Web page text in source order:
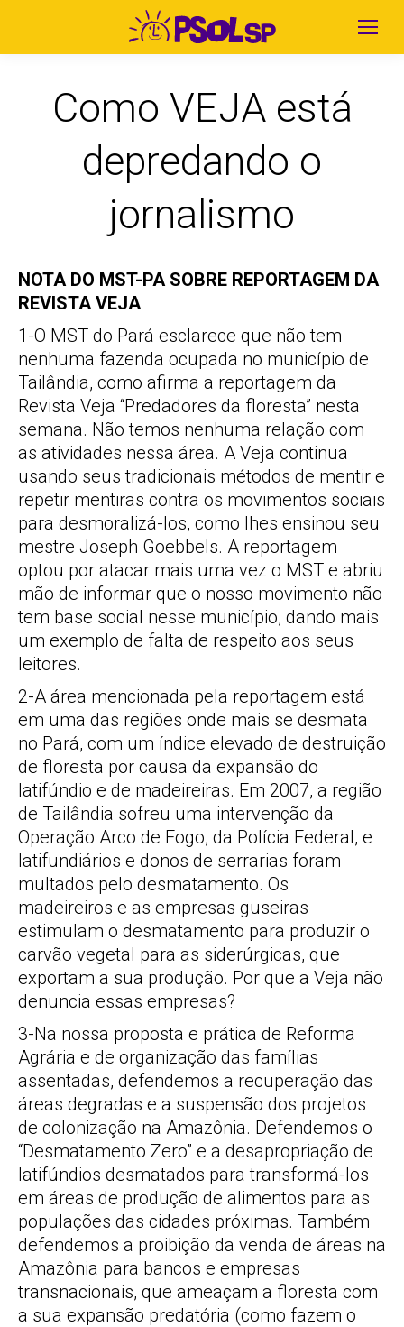
Como VEJA está
depredando o
jornalismo
NOTA DO MST-PA SOBRE REPORTAGEM DA
REVISTA VEJA
1-O MST do Pará esclarece que não tem
nenhuma fazenda ocupada no município de
Tailândia, como afirma a reportagem da
Revista Veja “Predadores da floresta” nesta
semana. Não temos nenhuma relação com
as atividades nessa área. A Veja continua
usando seus tradicionais métodos de mentir e
repetir mentiras contra os movimentos sociais
para desmoralizá-los, como lhes ensinou seu
mestre Joseph Goebbels. A reportagem
optou por atacar mais uma vez o MST e abriu
mão de informar que o nosso movimento não
tem base social nesse município, dando mais
um exemplo de falta de respeito aos seus
leitores.
2-A área mencionada pela reportagem está
em uma das regiões onde mais se desmata
no Pará, com um índice elevado de destruição
de floresta por causa da expansão do
latifúndio e de madeireiras. Em 2007, a região
de Tailândia sofreu uma intervenção da
Operação Arco de Fogo, da Polícia Federal, e
latifundiários e donos de serrarias foram
multados pelo desmatamento. Os
madeireiros e as empresas guseiras
estimulam o desmatamento para produzir o
carvão vegetal para as siderúrgicas, que
exportam a sua produção. Por que a Veja não
denuncia essas empresas?
3-Na nossa proposta e prática de Reforma
Agrária e de organização das famílias
assentadas, defendemos a recuperação das
áreas degradas e a suspensão dos projetos
de colonização na Amazônia. Defendemos o
“Desmatamento Zero” e a desapropriação de
latifúndios desmatados para transformá-los
em áreas de produção de alimentos para as
populações das cidades próximas. Também
defendemos a proibição da venda de áreas na
Amazônia para bancos e empresas
transnacionais, que ameaçam a floresta com
a sua expansão predatória (como fazem o